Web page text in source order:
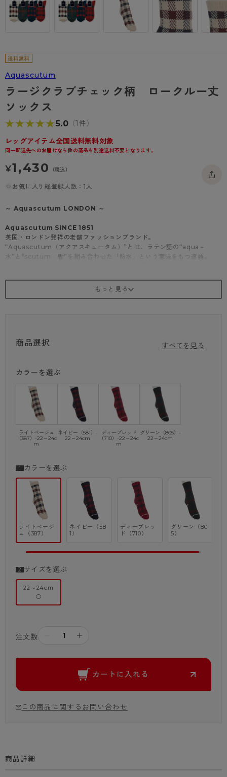
- パンティ部レスストッキング
- 柄タイツ
- ひざ下丈タイツ
- 着圧タイツ
ソックス・靴下
レギンス・スパッツ
ショーツ
肌着・インナー
- 長袖（七分袖以上）
- タンクトップ
- カップ付きインナー
アクティブ・スポーツ
雑貨・小物
肌着・インナー
スクールソックス
ショーツ
フェイクタイツ
スクールタイム
みんなの、みんなの。
CLINICAL
ハイジュニ
タイツの選び方
はじめての方へ
配送方法について
返品・交換について
お問い合わせについて
Aquascutum
ラージクラブチェック柄 ロークルー丈
ソックス
★★★★★
★★★★★5.0（1件）
レッグアイテム全国送料無料対象
同一配送先へのお届けなら他の商品も別途送料不要となります。
¥1,430 （税込）
お気に入り総登録人数：1人
～ Aquascutum LONDON ～
Aquascutum SINCE 1851
英国・ロンドン発祥の老舗ファッションブランド。
“Aquascutum（アクアスキュータム）”とは、ラテン語の“aqua－
水”と“scutum－盾”を組み合わせた「防水」という意味をもつ造語。
ブランドの象徴である「クラブチェック」や「クレスト－紋章」を筆頭
毛混素材なので、お外履きでもお家履きでも暖かく、内外兼用の生地感で
・アクリル
・ソフトクチゴム
※商品画像はできる限り実物の色に近づけるよう調整しておりますが、
ご覧になる環境（PCのモニタ設定やスマホ画面シール等）により実物
と色味が異なる場合がございます。
商品選択 すべてを見る
カラーを選ぶ
ライトベージュ
（387）-22～24c
m
ネイビー（581）-
22～24cm
ディープレッド
（710）-22～24c
m
グリーン（805）-
22～24cm
カラーを選ぶ
ライトベージ
ュ（387）
ネイビー（58
1）
ディープレッ
ド（710）
グリーン（80
5）
サイズを選ぶ
22～24cm
○
注文数 ＋
カートに入れる
この商品に関するお問い合わせ
商品詳細